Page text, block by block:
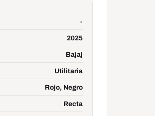
-
2025
Bajaj
Utilitaria
Rojo, Negro
Recta